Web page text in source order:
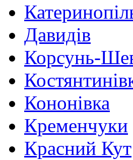
Давидів
Корсунь-
Кононівка
Кременчуки
Красний Кут